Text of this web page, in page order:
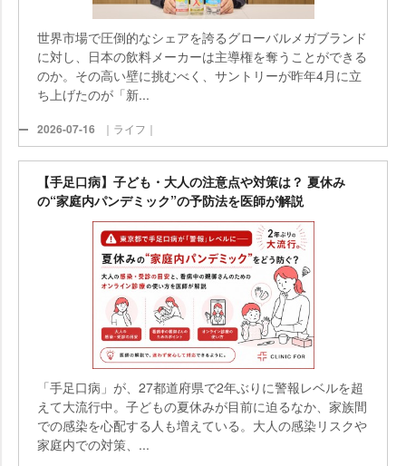
世界市場で圧倒的なシェアを誇るグローバルメガブランド
に対し、日本の飲料メーカーは主導権を奪うことができる
のか。その高い壁に挑むべく、サントリーが昨年4月に立
ち上げたのが「新...
2026-07-16 ｜ライフ｜
【手足口病】子ども・大人の注意点や対策は？ 夏休み
の“家庭内パンデミック”の予防法を医師が解説
「手足口病」が、27都道府県で2年ぶりに警報レベルを超
えて大流行中。子どもの夏休みが目前に迫るなか、家族間
での感染を心配する人も増えている。大人の感染リスク
家庭内での対策、...